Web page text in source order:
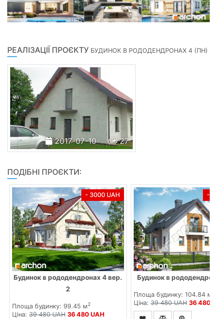
РЕАЛІЗАЦІЇ ПРОЄКТУ БУДИНОК В РОДОДЕНДРОНАХ 4 (ПН)
2017-07-10 27
ПОДІБНІ ПРОЄКТИ:
- 3000 UAH
Будинок в рододендронах 4 вер.
2
Площа будинку: 99.45 м2
Ціна: 39 480 UAH 36 480 UAH
-
Будинок в
Площа будинку: 104.84 м
Ціна:39 480 UAH 36 480